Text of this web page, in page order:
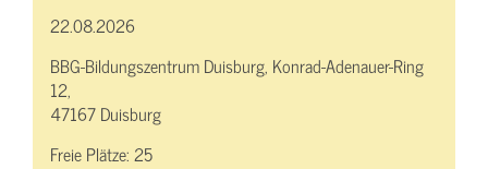
22.08.2026
BBG-Bildungszentrum Duisburg, Konrad-Adenauer-Ring
12,
47167 Duisburg
Freie Plätze:25